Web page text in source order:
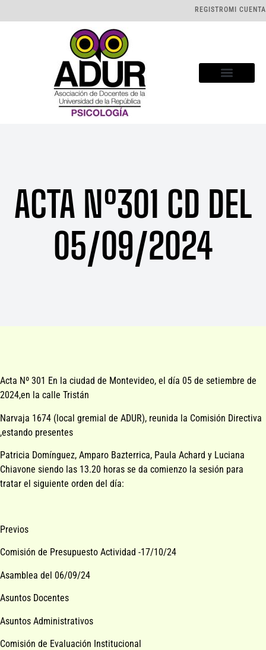
REGISTRO MI CUENTA
ACTA Nº301 CD DEL
05/09/2024
Acta Nº 301 En la ciudad de Montevideo, el día 05 de setiembre de
2024,en la calle Tristán
Narvaja 1674 (local gremial de ADUR), reunida la Comisión Directiva
,estando presentes
Patricia Domínguez, Amparo Bazterrica, Paula Achard y Luciana
Chiavone siendo las 13.20 horas se da comienzo la sesión para
tratar el siguiente orden del día:
Previos
Comisión de Presupuesto Actividad -17/10/24
Asamblea del 06/09/24
Asuntos Docentes
Asuntos Administrativos
Comisión de Evaluación Institucional